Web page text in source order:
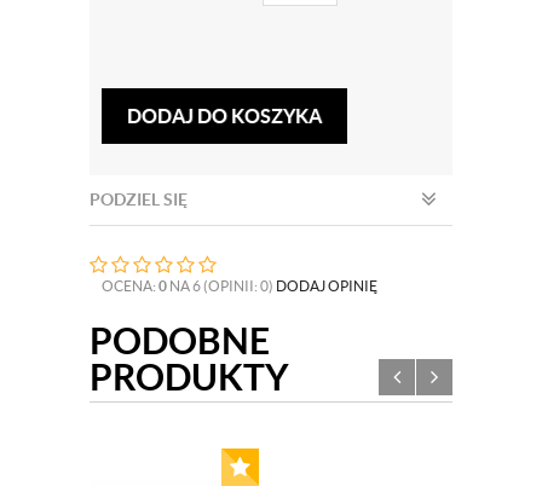
DODAJ DO KOSZYKA
PODZIEL SIĘ
OCENA: 0 NA 6 (OPINII: 0) DODAJ OPINIĘ
PODOBNE
PRODUKTY